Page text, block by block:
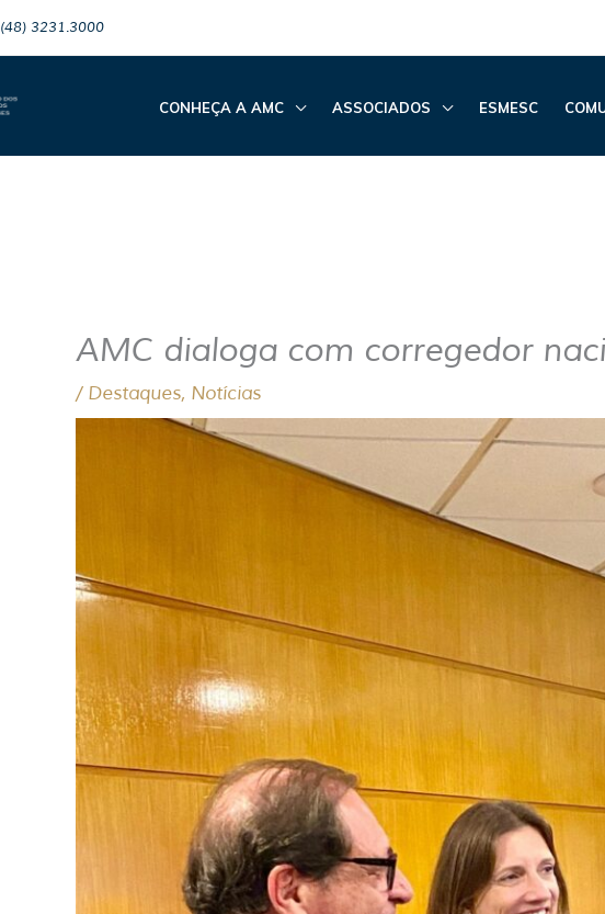
(48) 3231.3000
CONHEÇA A AMC ASSOCIADOS ESMESC
AMC dialoga com corregedor
/ Destaques, Notícias